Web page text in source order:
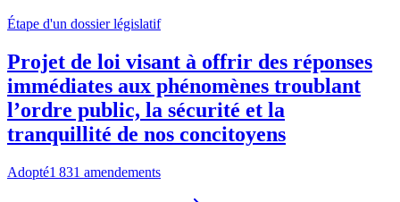
Étape d'un dossier législatif
Projet de loi visant à offrir des réponses
immédiates aux phénomènes troublant
l’ordre public, la sécurité et la
tranquillité de nos concitoyens
Adopté1 831 amendements